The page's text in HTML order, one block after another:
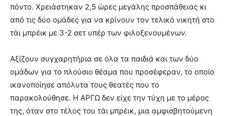
πόντο. Χρειάστηκαν 2,5 ώρες μεγάλης προσπάθειας κι
από τις δύο ομάδες για να κρίνουν τον τελικό νικητή στο
τάι μπρέικ με 3-2 σετ υπέρ των φιλοξενουμένων.
Αξίζουν συγχαρητήρια σε όλα τα παιδιά και των δύο
ομάδων για το πλούσιο θέαμα που προσέφεραν, το οποίο
ικανοποίησε απόλυτα τους θεατές που το
παρακολούθησε. Η ΑΡΓΩ δεν είχε την τύχη με το μέρος
της, όταν στο τέλος του τάι μπρέικ, μια αμφισβητούμενη